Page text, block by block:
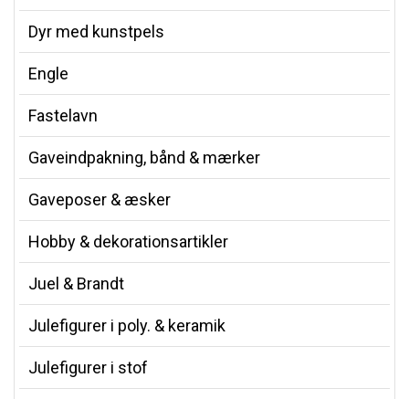
Dyr med kunstpels
Engle
Fastelavn
Gaveindpakning, bånd & mærker
Gaveposer & æsker
Hobby & dekorationsartikler
Juel & Brandt
Julefigurer i poly. & keramik
Julefigurer i stof